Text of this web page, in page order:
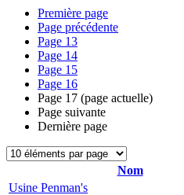
Première page
Page précédente
Page 13
Page 14
Page 15
Page 16
Page 17 (page actuelle)
Page suivante
Dernière page
Nom
Usine Penman's